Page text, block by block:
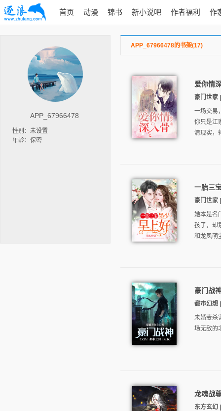
首页 动漫 锦书 新小说吧 作者福利 作
APP_67966478
性别：未设置
年龄：保密
APP_67966478的书架(17)
爱你情
豪门世家
一场交易
你只是江
清现实，
一胎三
豪门世家
她本是名
孩子，却
和龙凤萌
豪门战
都市幻想
未婚妻杀
场无敌的
龙魂战
东方玄幻